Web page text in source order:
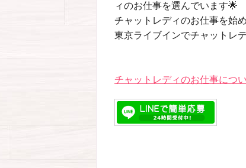
ィのお仕事を選んでいます🌟
チャットレディのお仕事を始
東京ライブインでチャットレ
チャットレディのお仕事につ